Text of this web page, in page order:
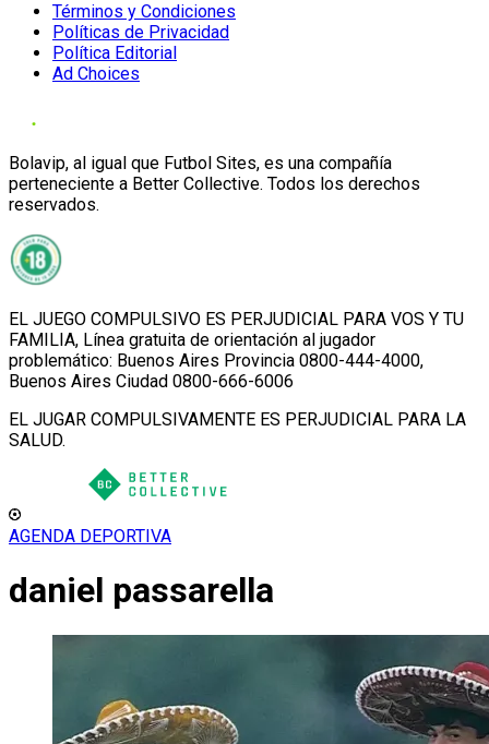
Términos y Condiciones
Políticas de Privacidad
Política Editorial
Ad Choices
Bolavip, al igual que Futbol Sites, es una compañía
perteneciente a Better Collective. Todos los derechos
reservados.
EL JUEGO COMPULSIVO ES PERJUDICIAL PARA VOS Y TU
FAMILIA, Línea gratuita de orientación al jugador
problemático: Buenos Aires Provincia 0800-444-4000,
Buenos Aires Ciudad 0800-666-6006
EL JUGAR COMPULSIVAMENTE ES PERJUDICIAL PARA LA
SALUD.
AGENDA DEPORTIVA
daniel passarella